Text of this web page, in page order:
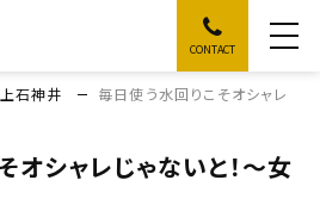
CONTACT
上石神井
毎日使う水回りこそオシャレ
オシャレじゃないと！～女